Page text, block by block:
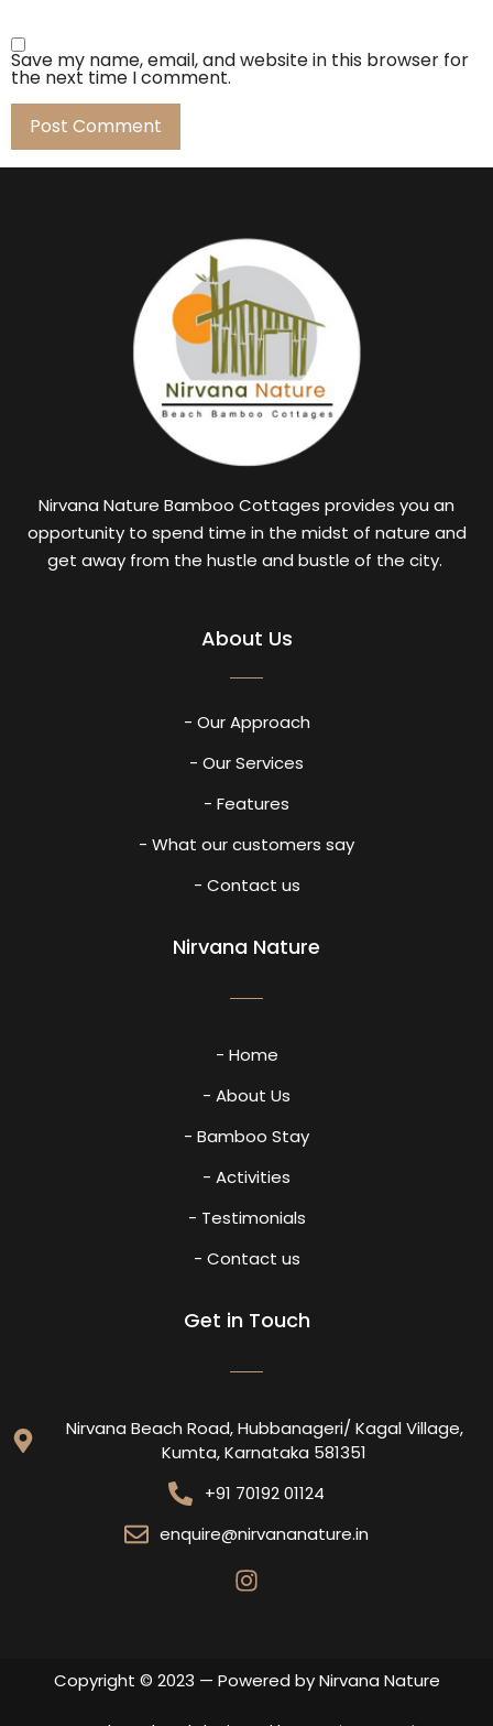
Save my name, email, and website in this browser for
the next time I comment.
Nirvana Nature Bamboo Cottages provides you an
opportunity to spend time in the midst of nature and
get away from the hustle and bustle of the city.
About Us
- Our Approach
- Our Services
- Features
- What our customers say
- Contact us
Nirvana Nature
- Home
- About Us
- Bamboo Stay
- Activities
- Testimonials
- Contact us
Get in Touch
Nirvana Beach Road, Hubbanageri/ Kagal Village,
Kumta, Karnataka 581351
+91 70192 01124
enquire@nirvananature.in
Copyright © 2023 — Powered by Nirvana Nature